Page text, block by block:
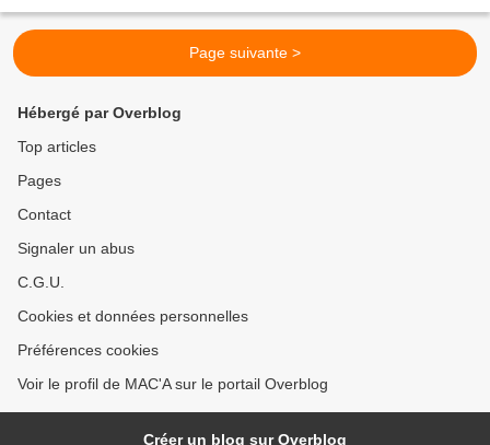
Page suivante >
Hébergé par Overblog
Top articles
Pages
Contact
Signaler un abus
C.G.U.
Cookies et données personnelles
Préférences cookies
Voir le profil de MAC'A sur le portail Overblog
Créer un blog sur Overblog